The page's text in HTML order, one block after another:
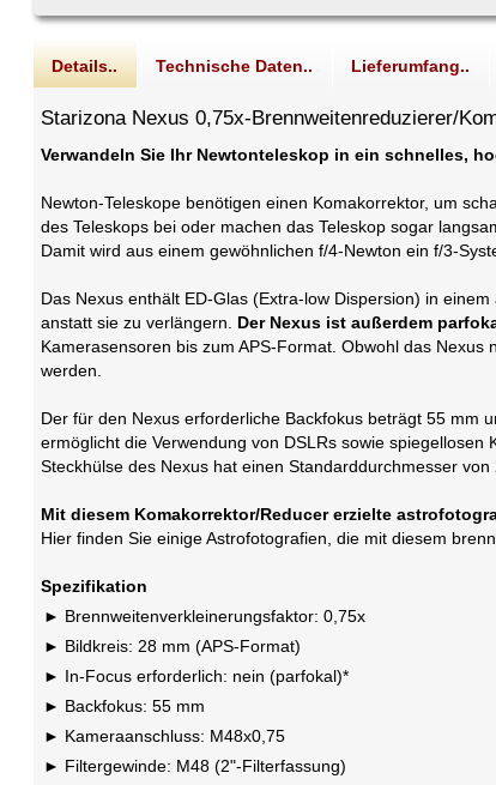
Details.. Technische Daten.. Lieferumfang..
Starizona Nexus 0,75x-Brennweitenreduzierer/
Verwandeln Sie Ihr Newtonteleskop in ein schnelles,
Newton-Teleskope benötigen einen Komakorrektor, um
des Teleskops bei oder machen das Teleskop sogar
Damit wird aus einem gewöhnlichen f/4-Newton ein f/3-
Das Nexus enthält ED-Glas (Extra-low Dispersion) in
anstatt sie zu verlängern. Der Nexus ist außerdem
Kamerasensoren bis zum APS-Format. Obwohl das
werden.
Der für den Nexus erforderliche Backfokus beträgt 55 mm
ermöglicht die Verwendung von DSLRs sowie
Steckhülse des Nexus hat einen Standarddurchmesser
Mit diesem Komakorrektor/Reducer erzielte
Hier finden Sie einige Astrofotografien, die mit diesem
Spezifikation
Brennweitenverkleinerungsfaktor: 0,75x
Bildkreis: 28 mm (APS-Format)
In-Focus erforderlich: nein (parfokal)*
Backfokus: 55 mm
Kameraanschluss: M48x0,75
Filtergewinde: M48 (2"-Filterfassung)